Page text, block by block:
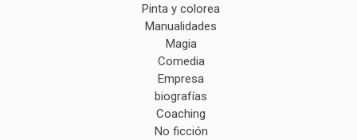
Pinta y colorea
Manualidades
Magia
Comedia
Empresa
biografías
Coaching
No ficción